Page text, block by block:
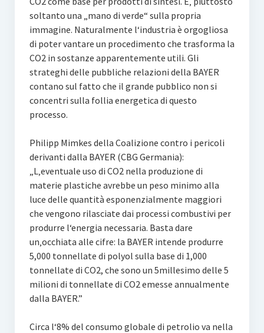
soltanto una „mano di verde“ sulla propria
immagine. Naturalmente l‘industria è orgogliosa
di poter vantare un procedimento che trasforma la
CO2 in sostanze apparentemente utili. Gli
strateghi delle pubbliche relazioni della BAYER
contano sul fatto che il grande pubblico non si
concentri sulla follia energetica di questo
processo.
Philipp Mimkes della Coalizione contro i pericoli
derivanti dalla BAYER (CBG Germania):
„L‚eventuale uso di CO2 nella produzione di
materie plastiche avrebbe un peso minimo alla
luce delle quantità esponenzialmente maggiori
che vengono rilasciate dai processi combustivi per
produrre l‘energia necessaria. Basta dare
un‚occhiata alle cifre: la BAYER intende produrre
5,000 tonnellate di polyol sulla base di 1,000
tonnellate di CO2, che sono un 5millesimo delle 5
milioni di tonnellate di CO2 emesse annualmente
dalla BAYER.”
Circa l‘8% del consumo globale di petrolio va nella